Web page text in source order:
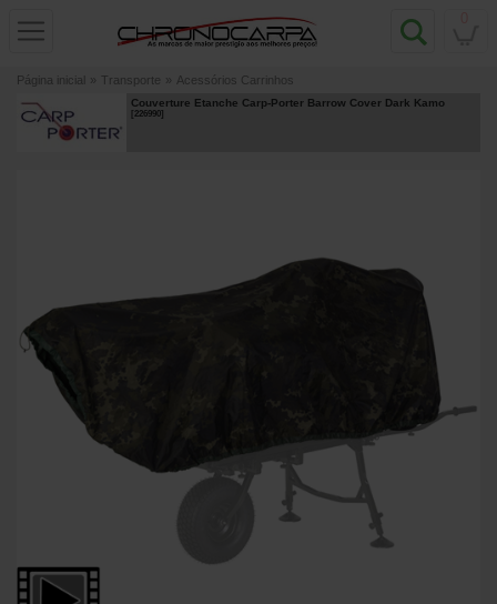
Página inicial » Transporte » Acessórios Carrinhos
Couverture Etanche Carp-Porter Barrow Cover Dark Kamo
[226990]